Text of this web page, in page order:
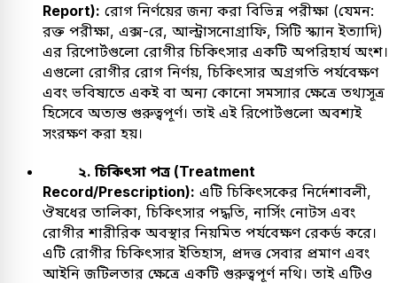
Report): রোগ নির্ণয়ের জন্য করা বিভিন্ন পরীক্ষা (যেমন:
রক্ত পরীক্ষা, এক্স-রে, আল্ট্রাসনোগ্রাফি, সিটি স্ক্যান ইত্যাদি)
এর রিপোর্টগুলো রোগীর চিকিৎসার একটি অপরিহার্য অংশ।
এগুলো রোগীর রোগ নির্ণয়, চিকিৎসার অগ্রগতি পর্যবেক্ষণ
এবং ভবিষ্যতে একই বা অন্য কোনো সমস্যার ক্ষেত্রে তথ্যসূত্র
হিসেবে অত্যন্ত গুরুত্বপূর্ণ। তাই এই রিপোর্টগুলো অবশ্যই
সংরক্ষণ করা হয়।
২. চিকিৎসা পত্র (Treatment
Record/Prescription): এটি চিকিৎসকের নির্দেশাবলী,
ঔষধের তালিকা, চিকিৎসার পদ্ধতি, নার্সিং নোটস এবং
রোগীর শারীরিক অবস্থার নিয়মিত পর্যবেক্ষণ রেকর্ড করে।
এটি রোগীর চিকিৎসার ইতিহাস, প্রদত্ত সেবার প্রমাণ এবং
আইনি জটিলতার ক্ষেত্রে একটি গুরুত্বপূর্ণ নথি। তাই এটিও